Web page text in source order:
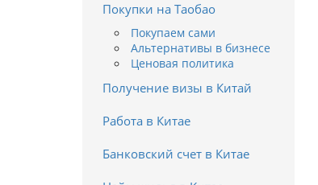
Покупки на Таобао
Покупаем сами
Альтернативы в бизнесе
Ценовая политика
Получение визы в Китай
Работа в Китае
Банковский счет в Китае